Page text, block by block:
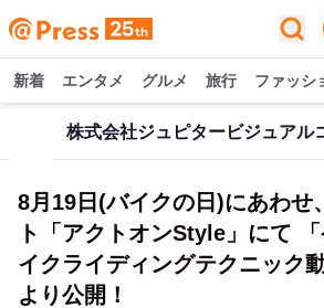
新着 エンタメ グルメ 旅行 ファッシ
8月19日(バイクの日)にあわせ
ト「アクトオンStyle」にて
イクライディングテクニック
より公開！